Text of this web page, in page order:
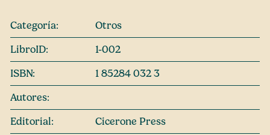
Categoría:
Otros
LibroID:
1-002
ISBN:
1 85284 032 3
Autores:
Editorial:
Cicerone Press